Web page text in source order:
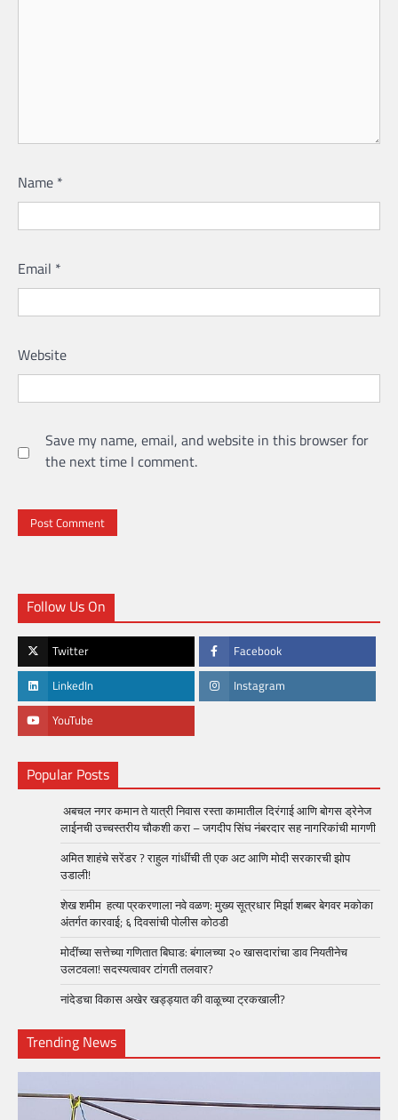
Name *
Email *
Website
Save my name, email, and website in this browser for
the next time I comment.
Follow Us On
Twitter Facebook
LinkedIn Instagram
YouTube
Popular Posts
अबचल नगर कमान ते यात्री निवास रस्ता कामातील दिरंगाई आणि बोगस ड्रेनेज
लाईनची उच्चस्तरीय चौकशी करा – जगदीप सिंघ नंबरदार सह नागरिकांची मागणी
अमित शाहंचे सरेंडर ? राहुल गांधींची ती एक अट आणि मोदी सरकारची झोप
उडाली!
शेख शमीम हत्या प्रकरणाला नवे वळण: मुख्य सूत्रधार मिर्झा शब्बर बेगवर मकोका
अंतर्गत कारवाई; ६ दिवसांची पोलीस कोठडी
मोदींच्या सत्तेच्या गणितात बिघाड: बंगालच्या २० खासदारांचा डाव नियतीनेच
उलटवला! सदस्यत्वावर टांगती तलवार?
नांदेडचा विकास अखेर खड्ड्यात की वाळूच्या ट्रकखाली?
Trending News